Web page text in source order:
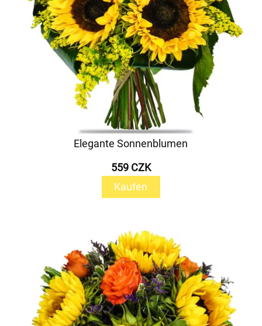
Elegante Sonnenblumen
559 CZK
Kaufen